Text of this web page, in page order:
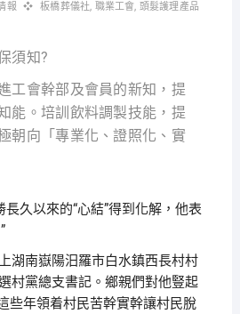
報 板橋葬儀社, 職業工會, 頭髮護理產品
須知?
工會幹部及會員的新知，提
能。培訓飲料調製技能，提
朝向「專業化、證照化、實
長久以來的“心結”得到化解，他表
湖南嶽陽汨羅市白水鎮西長村村
村黨總支書記。鄉親們對他豎起
些年領着村民苦幹實幹讓村民脫